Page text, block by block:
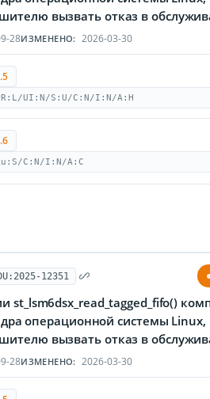
вызвать отказ в
28ИЗМЕНЕНО: 2026-03-30
UI:N/S:U/C:N/I:N/A:H
C:N/I:N/A:C
12351
st_lsm6dsx_read_tagged_fifo()
операционной системы Linux,
вызвать отказ в
28ИЗМЕНЕНО: 2026-03-30